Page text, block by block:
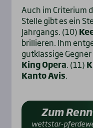
Auch im Criterium
Stelle gibt es ein
Jahrgangs. (10)
brillieren. Ihm
gutklassige
King Opera, (11)
Kanto Avis.
Zum
wettstar-